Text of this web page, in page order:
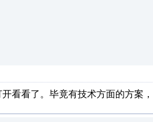
看看了。毕竟有技术方面的方案